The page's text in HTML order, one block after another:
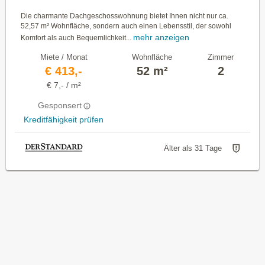
Die charmante Dachgeschosswohnung bietet Ihnen nicht nur ca.
52,57 m² Wohnfläche, sondern auch einen Lebensstil, der sowohl
Komfort als auch Bequemlichkeit... mehr anzeigen
Miete / Monat
€ 413,-
€ 7,- / m²
Gesponsert
Kreditfähigkeit prüfen
Wohnfläche
52 m²
Zimmer
2
Älter als 31 Tage